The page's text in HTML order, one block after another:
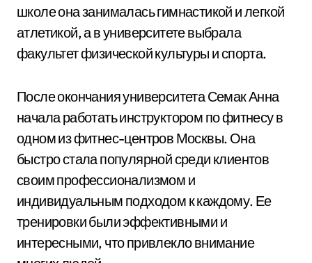
школе она занималась гимнастикой и легкой
атлетикой, а в университете выбрала
факультет физической культуры и спорта.
После окончания университета Семак Анна
начала работать инструктором по фитнесу в
одном из фитнес-центров Москвы. Она
быстро стала популярной среди клиентов
своим профессионализмом и
индивидуальным подходом к каждому. Ее
тренировки были эффективными и
интересными, что привлекло внимание